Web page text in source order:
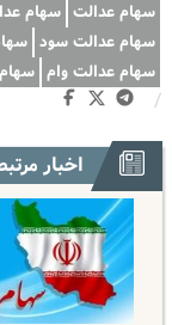
سهام عدالت سهام
سهام عدالت سود
سهام عدالت وام
/
اخبار